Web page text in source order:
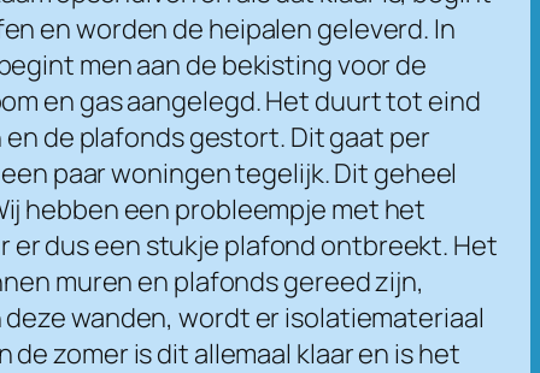
en worden de heipalen geleverd. In
men aan de bekisting voor de
en gas aangelegd. Het duurt tot eind
de plafonds gestort. Dit gaat per
paar woningen tegelijk. Dit geheel
hebben een probleempje met het
er dus een stukje plafond ontbreekt. Het
muren en plafonds gereed zijn,
wanden, wordt er isolatiemateriaal
zomer is dit allemaal klaar en is het